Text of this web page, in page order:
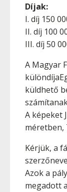
Díjak:
I. díj 150
II. díj 100
III. díj 50
A Magyar
küldhető
A képeket
méretben,
Kérjük, a
Azok a
megadott